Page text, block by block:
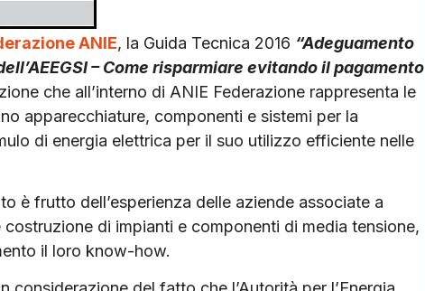
ANIE, la Guida Tecnica 2016 “Adeguamento
– Come risparmiare evitando il pagamento
che all’interno di ANIE Federazione rappresenta le
apparecchiature, componenti e sistemi per la
di energia elettrica per il suo utilizzo efficiente nelle
è frutto dell’esperienza delle aziende associate a
di impianti e componenti di media tensione,
il loro know-how.